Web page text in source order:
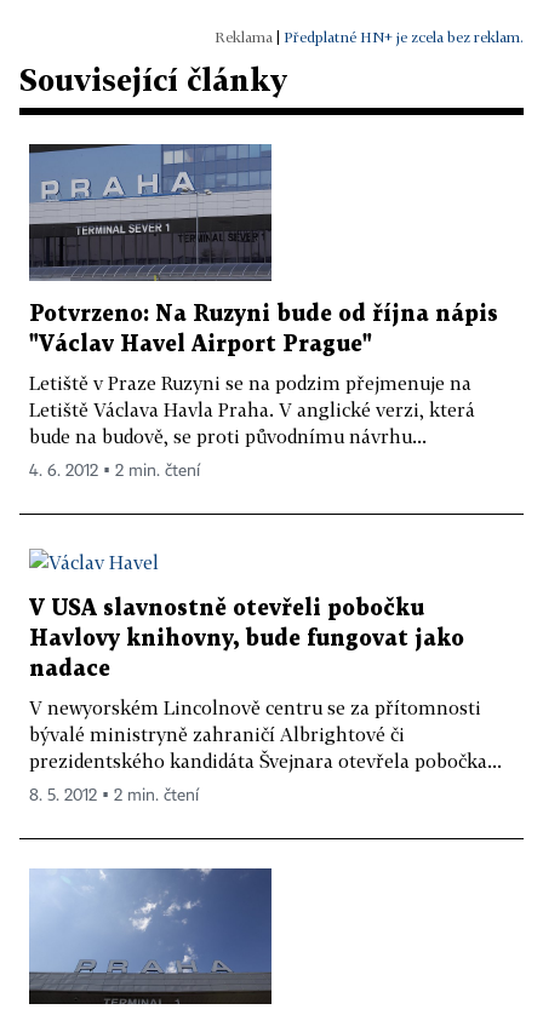
Předplatné HN+ je zcela bez reklam.
Související články
Potvrzeno: Na Ruzyni bude od října nápis
"Václav Havel Airport Prague"
Letiště v Praze Ruzyni se na podzim přejmenuje na
Letiště Václava Havla Praha. V anglické verzi, která
bude na budově, se proti původnímu návrhu...
4. 6. 2012 ▪ 2 min. čtení
V USA slavnostně otevřeli pobočku
Havlovy knihovny, bude fungovat jako
nadace
V newyorském Lincolnově centru se za přítomnosti
bývalé ministryně zahraničí Albrightové či
prezidentského kandidáta Švejnara otevřela pobočka...
8. 5. 2012 ▪ 2 min. čtení